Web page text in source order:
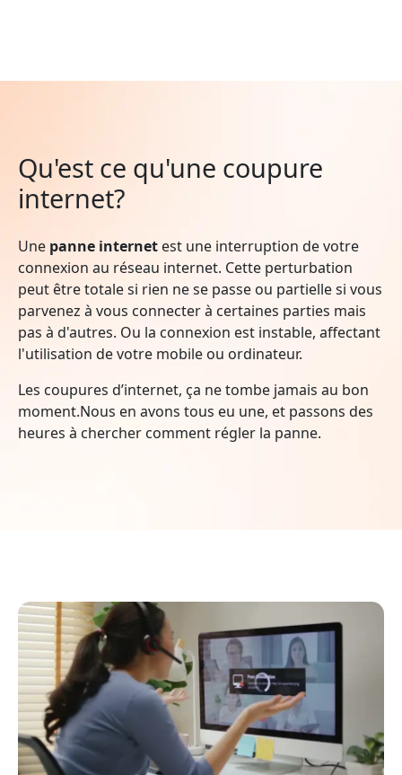
Qu'est ce qu'une coupure
internet?
Une panne internet est une interruption de votre
connexion au réseau internet. Cette perturbation
peut être totale si rien ne se passe ou partielle si vous
parvenez à vous connecter à certaines parties mais
pas à d'autres. Ou la connexion est instable, affectant
l'utilisation de votre mobile ou ordinateur.
Les coupures d’internet, ça ne tombe jamais au bon
moment.Nous en avons tous eu une, et passons des
heures à chercher comment régler la panne.